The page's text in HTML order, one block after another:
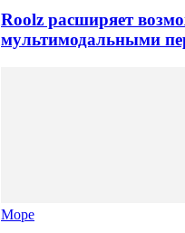
Roolz расширяет
мультимодальными
Море